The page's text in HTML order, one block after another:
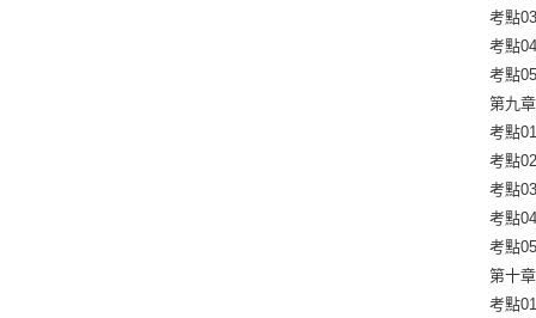
考點
考點
考點
第九
考點
考點
考點
考點
考點
第十
考點